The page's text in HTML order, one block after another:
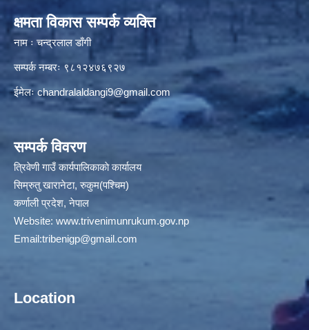
क्षमता विकास सम्पर्क व्यक्ति
नाम ः चन्द्रलाल डाँगी
सम्पर्क नम्बरः ९८१२४७६९२७
ईमेलः chandralaldangi9@gmail.com
सम्पर्क विवरण
त्रिवेणी गाउँ कार्यपालिकाकाे कार्यालय
सिम्रुतु खारानेटा, रुकुम(पश्‍चिम)
कर्णाली प्रदेश, नेपाल
Website: www.trivenimunrukum.gov.np
Email:tribenigp@gmail.com
Location